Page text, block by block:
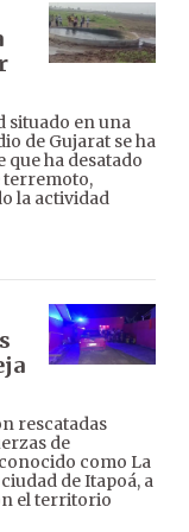
situado en una
de Gujarat se ha
ha desatado
terremoto,
la actividad
rescatadas
de
como La
de Itapoá, a
el territorio